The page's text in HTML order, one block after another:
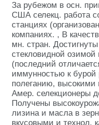
За рубежом в осн.
США селекц. работа
станциях
компаниях. , В
мн. стран.
стекловидной
(последний
иммунностью к бурой
полеганию,
Амер. селекционеры
Получены
лизина и масла в
вкусовыми и технол.